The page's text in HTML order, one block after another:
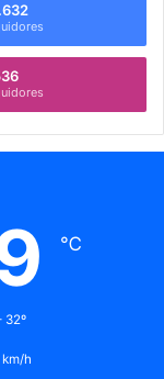
℃
32º
h